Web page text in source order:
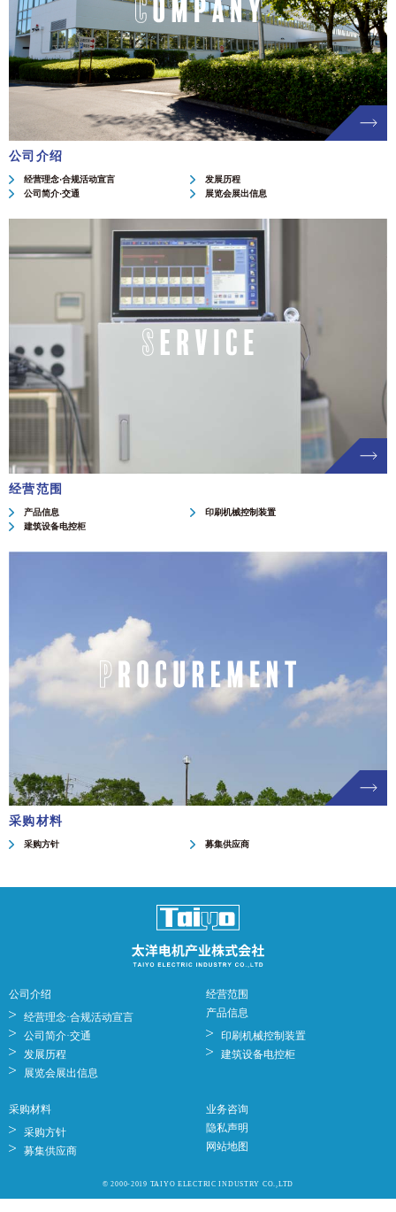
公司介绍
经营理念·合规活动宣言
发展历程
公司简介·交通
展览会展出信息
经营范围
产品信息
印刷机械控制装置
建筑设备电控柜
采购材料
采购方针 募集供应商
公司介绍
经营理念·合规活动宣言
公司简介·交通
发展历程
展览会展出信息
经营范围
产品信息
印刷机械控制装置
建筑设备电控柜
采购材料
采购方针
募集供应商
业务咨询
隐私声明
网站地图
© 2000-2019 TAIYO ELECTRIC INDUSTRY CO.,LTD